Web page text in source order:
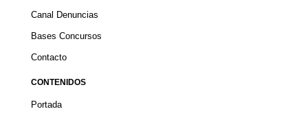
Canal Denuncias
Bases Concursos
Contacto
CONTENIDOS
Portada